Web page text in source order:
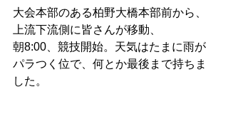
大会本部のある柏野大橋本部前から、
上流下流側に皆さんが移動、
朝8:00、競技開始。天気はたまに雨が
パラつく位で、何とか最後まで持ちま
した。